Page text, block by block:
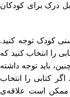
درک برای کودکان
کودک توجه کنید.
را انتخاب کنید که
باید توجه داشته
کتابی را انتخاب
ممکن است علاقه‌ی